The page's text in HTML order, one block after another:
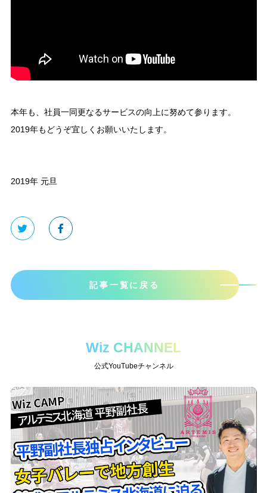
本年も、社員一同更なるサービスの向上に努めて参ります。
2019年もどうぞ宜しくお願いいたします。
2019年 元旦
記事一覧に戻る
Wiz CHANNEL
公式YouTubeチャンネル